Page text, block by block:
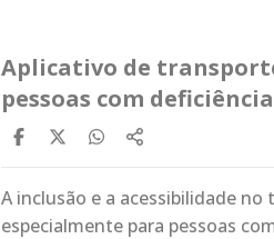
Aplicativo de
pessoas com deficiência
A inclusão e a acessibilidade
especialmente para pessoas